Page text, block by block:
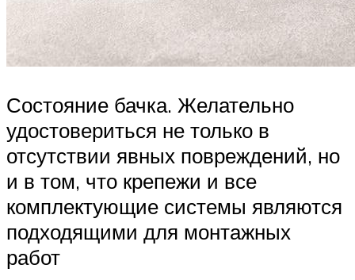
Состояние бачка. Желательно
удостовериться не только в
отсутствии явных повреждений, но
и в том, что крепежи и все
комплектующие системы являются
подходящими для монтажных
работ